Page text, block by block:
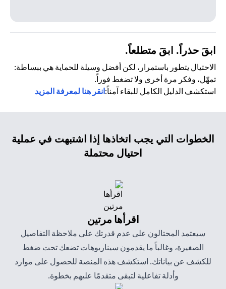
ابقَ حذراً. ابقَ متطلعاً.
الاحتيال يتطور باستمرار، لكن أفضل وسيلة للحماية هي ببساطة:
تمهّل، وفكر مرة أخرى ولا تضغط فوراً.
استكشف الدليل الكامل للبقاء آمناً:انقر هنا لمعرفة المزيد
الخطوات التي يجب اتخاذها إذا اشتبهت في عملية
احتيال محتملة
اقرأها مرتين
سيعتمد المحتالون على عدم قدرتك على ملاحظة التفاصيل
الصغيرة، وغالباً ما يقدمون سيناريوهات تضعك تحت ضغط
للكشف عن بياناتك. استكشف هذه المنصة للحصول على موارد
وأدلة تفاعلية لتبقى متقدمًا عليهم بخطوة.